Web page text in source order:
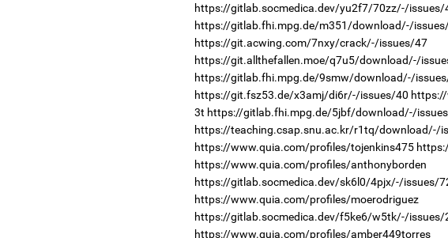
https://gitlab.socmedica.dev/yu2f7/70zz/-/issues/
https://gitlab.fhi.mpg.de/m351/download/-/
https://git.acwing.com/7nxy/crack/-/issues/47
https://git.allthefallen.moe/q7u5/download/-/
https://gitlab.fhi.mpg.de/9smw/download/-/
https://git.fsz53.de/x3amj/di6r/-/issues/40
3t https://gitlab.fhi.mpg.de/5jbf/download/-/
https://teaching.csap.snu.ac.kr/r1tq/download/-/
https://www.quia.com/profiles/tojenkins475
https://www.quia.com/profiles/anthonyborden
https://gitlab.socmedica.dev/sk6l0/4pjx/-/issues/
https://www.quia.com/profiles/moerodriguez
https://gitlab.socmedica.dev/f5ke6/w5tk/-/issues/
https://www.quia.com/profiles/amber449torres